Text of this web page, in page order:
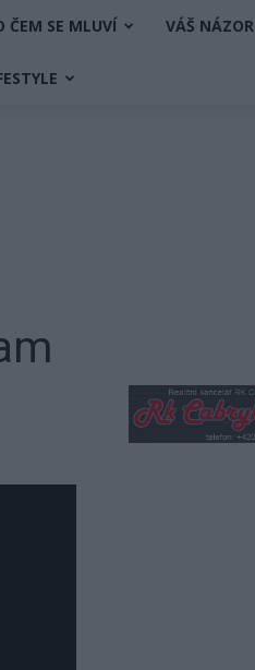
ČEM SE MLUVÍ VÁŠ NÁZOR